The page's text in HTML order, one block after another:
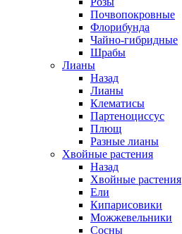
Почвопокровные
Флорибунда
Чайно-гибридные
Шрабы
Лианы
Назад
Лианы
Клематисы
Партеноциссус
Плющ
Разные лианы
Хвойные растения
Назад
Хвойные растения
Ели
Кипарисовики
Можжевельники
Сосны